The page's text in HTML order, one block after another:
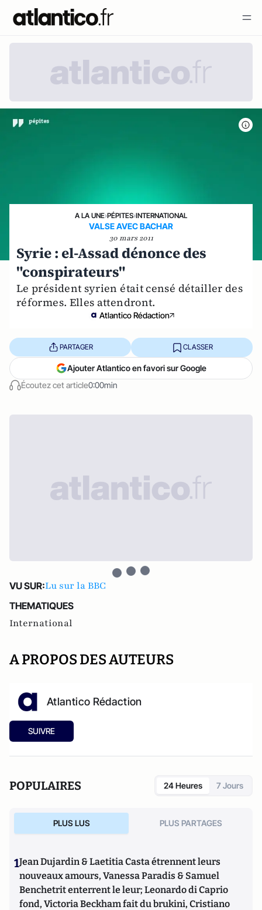
A LA UNE›PÉPITES›INTERNATIONAL
VALSE AVEC BACHAR
30 mars 2011
Syrie : el-Assad dénonce des
"conspirateurs"
Le président syrien était censé détailler des
réformes. Elles attendront.
Atlantico Rédaction
Écoutez cet article0:00min
PARTAGER CLASSER
Ajouter Atlantico en favori sur Google
VU SUR:Lu sur la BBC
THEMATIQUES
International
A PROPOS DES AUTEURS
Atlantico Rédaction
SUIVRE
POPULAIRES 24 Heures 7 Jours
PLUS LUS PLUS PARTAGES
1Jean Dujardin & Laetitia Casta étrennent leurs
nouveaux amours, Vanessa Paradis & Samuel
Benchetrit enterrent le leur; Leonardo di Caprio
fond, Victoria Beckham fait du brukini, Cristiano